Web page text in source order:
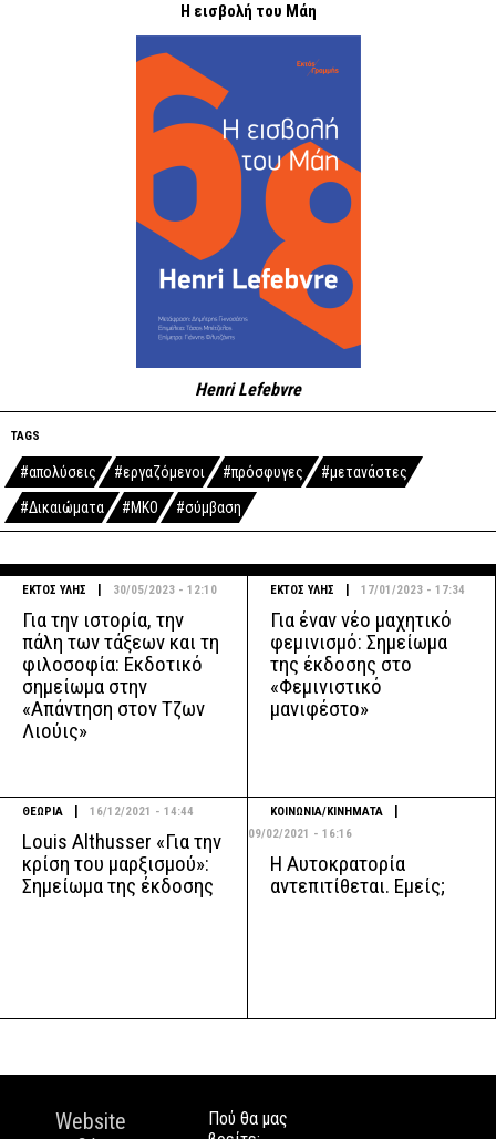
Η εισβολή του Μάη
Henri Lefebvre
TAGS
#απολύσεις #εργαζόμενοι #πρόσφυγες
#μετανάστες
#Δικαιώματα
#ΜΚΟ #σύμβαση
ΕΚΤΟΣ ΥΛΗΣ 30/05/2023 - 12:10
Για την ιστορία, την
πάλη των τάξεων και τη
φιλοσοφία: Εκδοτικό
σημείωμα στην
«Απάντηση στον Τζων
Λιούις»
ΕΚΤΟΣ ΥΛΗΣ 17/01/2023 - 17:34
Για έναν νέο μαχητικό
φεμινισμό: Σημείωμα
της έκδοσης στο
«Φεμινιστικό
μανιφέστο»
ΘΕΩΡΙΑ 16/12/2021 - 14:44
Louis Althusser «Για την
κρίση του μαρξισμού»:
Σημείωμα της έκδοσης
ΚΟΙΝΩΝΙΑ/ΚΙΝΗΜΑΤΑ
09/02/2021 - 16:16
Η Αυτοκρατορία
αντεπιτίθεται. Εμείς;
Website
Πού θα μας